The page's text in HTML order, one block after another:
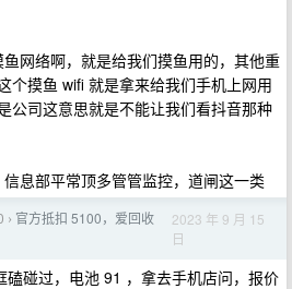
网络啊，就是给我们摸鱼用的，其他重
个摸鱼 wifi 就是拿来给我们手机上网用
公司这意思就是不能让我们看抖音那种
息部平常顶多管管监控，道闸这一类
› 官方抵扣 5100，爱回收
2023 年 9 月 15
日
碰过，电池 91 ，拿去手机店问，报价